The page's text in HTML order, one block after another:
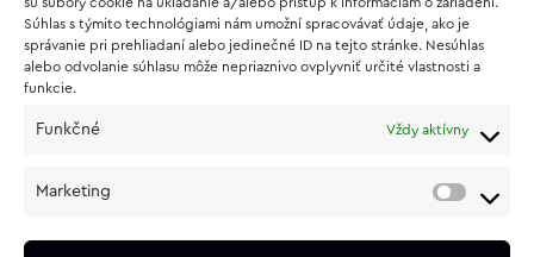
Súhlas s týmito technológiami nám umožní spracovávať údaje, ako je
správanie pri prehliadaní alebo jedinečné ID na tejto stránke. Nesúhlas
alebo odvolanie súhlasu môže nepriaznivo ovplyvniť určité vlastnosti a
funkcie.
Funkčné Vždy aktívny
Marketing
O NÁKUPE
Vrátenie a reklamácia tovaru